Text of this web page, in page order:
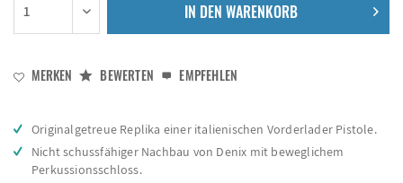
IN DEN WARENKORB
MERKEN BEWERTEN EMPFEHLEN
Originalgetreue Replika einer italienischen Vorderlader Pistole.
Nicht schussfähiger Nachbau von Denix mit beweglichem
Perkussionsschloss.